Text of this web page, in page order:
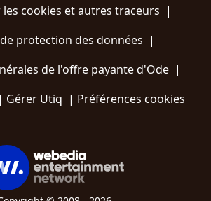
cookies et autres traceurs |
protection des données |
de l'offre payante d'Ode |
Gérer Utiq | Préférences cookies